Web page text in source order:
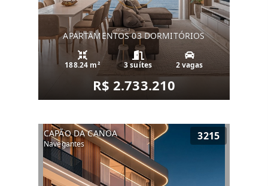
APARTAMENTOS 03 DORMITÓRIOS
188.24 m² 3 suítes 2 vagas
R$ 2.733.210
CAPÃO DA CANOA
Navegantes
3215